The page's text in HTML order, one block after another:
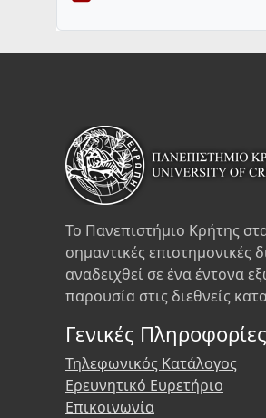
Το Πανεπιστήμιο Κρήτης
σημαντικές επιστημονικές
αναδειχθεί σε ένα έντονα
παρουσία στις διεθνείς
Γενικές Πληροφορίες
Τηλεφωνικός Κατάλογος
Ερευνητικό Ευρετήριο
Επικοινωνία